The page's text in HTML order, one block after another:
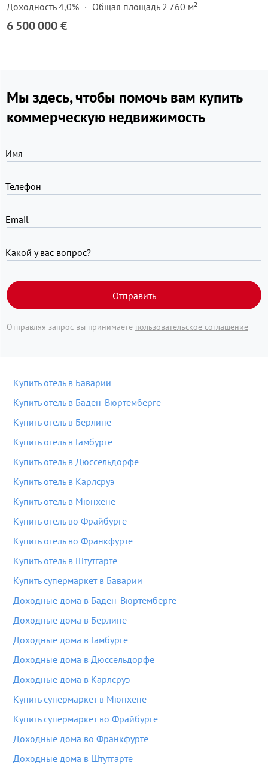
Доходность 4,0%
Общая площадь 2 760 м²
6 500 000 €
Мы здесь, чтобы помочь вам купить
коммерческую недвижимость
Имя
Телефон
Email
Какой у вас вопрос?
Отправить
Отправляя запрос вы принимаете пользовательское соглашение
Купить отель в Баварии
Купить отель в Баден-Вюртемберге
Купить отель в Берлине
Купить отель в Гамбурге
Купить отель в Дюссельдорфе
Купить отель в Карлсруэ
Купить отель в Мюнхене
Купить отель во Фрайбурге
Купить отель во Франкфурте
Купить отель в Штутгарте
Купить супермаркет в Баварии
Доходные дома в Баден-Вюртемберге
Доходные дома в Берлине
Доходные дома в Гамбурге
Доходные дома в Дюссельдорфе
Доходные дома в Карлсруэ
Купить супермаркет в Мюнхене
Купить супермаркет во Фрайбурге
Доходные дома во Франкфурте
Доходные дома в Штутгарте